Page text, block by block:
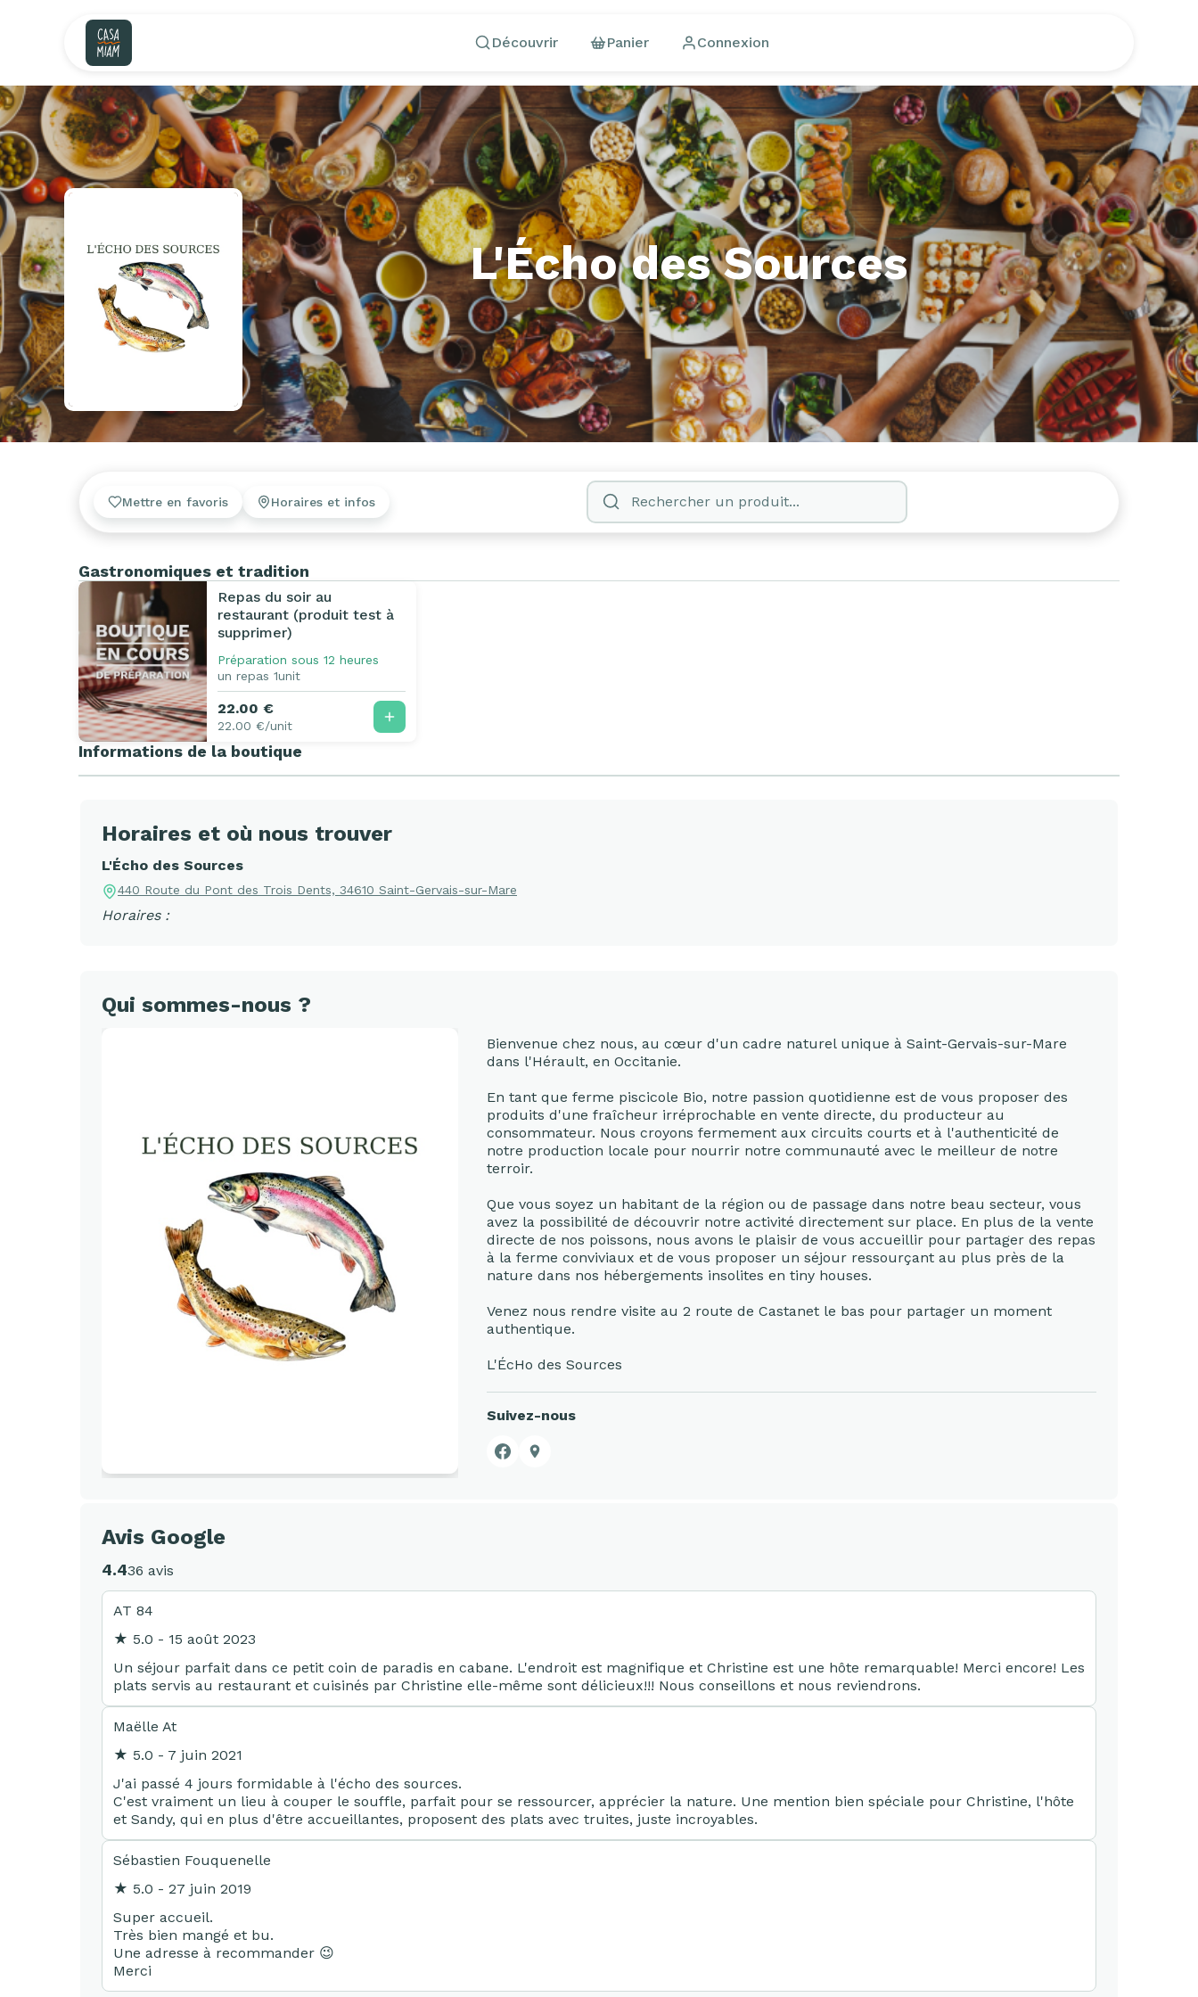
Découvrir Panier Connexion
L'Écho des Sources
Mettre en favoris Horaires et infos
Gastronomiques et tradition
Repas du soir au
restaurant (produit test à
supprimer)
Préparation sous 12 heures
un repas 1unit
22.00 €
22.00 €/unit
Informations de la boutique
Horaires et où nous trouver
L'Écho des Sources
440 Route du Pont des Trois Dents, 34610 Saint-Gervais-sur-Mare
Horaires :
Qui sommes-nous ?
Bienvenue chez nous, au cœur d'un cadre naturel unique à Saint-Gervais-sur-Mare
dans l'Hérault, en Occitanie.
En tant que ferme piscicole Bio, notre passion quotidienne est de vous proposer des
produits d'une fraîcheur irréprochable en vente directe, du producteur au
consommateur. Nous croyons fermement aux circuits courts et à l'authenticité de
notre production locale pour nourrir notre communauté avec le meilleur de notre
terroir.
Que vous soyez un habitant de la région ou de passage dans notre beau secteur, vous
avez la possibilité de découvrir notre activité directement sur place. En plus de la vente
directe de nos poissons, nous avons le plaisir de vous accueillir pour partager des repas
à la ferme conviviaux et de vous proposer un séjour ressourçant au plus près de la
nature dans nos hébergements insolites en tiny houses.
Venez nous rendre visite au 2 route de Castanet le bas pour partager un moment
authentique.
L'ÉcHo des Sources
Suivez-nous
FacebookGoogle Business Profile
Avis Google
4.436 avis
AT 84
★ 5.0 - 15 août 2023
Un séjour parfait dans ce petit coin de paradis en cabane. L'endroit est magnifique et Christine est une hôte remarquable! Merci encore! Les
plats servis au restaurant et cuisinés par Christine elle-même sont délicieux!!! Nous conseillons et nous reviendrons.
Maëlle At
★ 5.0 - 7 juin 2021
J'ai passé 4 jours formidable à l'écho des sources.
C'est vraiment un lieu à couper le souffle, parfait pour se ressourcer, apprécier la nature. Une mention bien spéciale pour Christine, l'hôte
et Sandy, qui en plus d'être accueillantes, proposent des plats avec truites, juste incroyables.
Sébastien Fouquenelle
★ 5.0 - 27 juin 2019
Super accueil.
Très bien mangé et bu.
Une adresse à recommander 😉
Merci